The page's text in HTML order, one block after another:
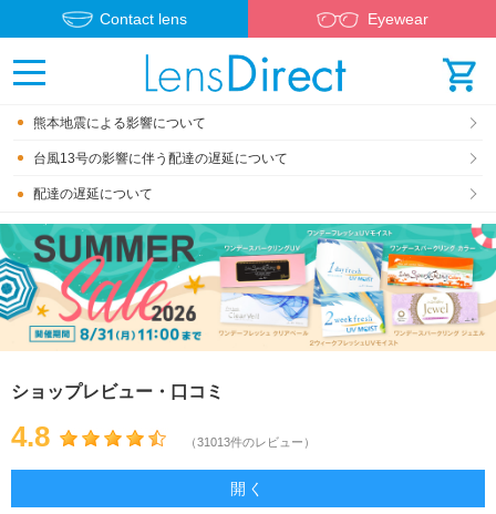
Contact lens Eyewear
熊本地震による影響について
台風13号の影響に伴う配達の遅延について
配達の遅延について
ショップレビュー・口コミ
4.8 （31013件のレビュー）
開く